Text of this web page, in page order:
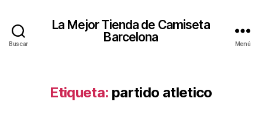
Buscar
La Mejor Tienda de Camiseta
Barcelona
Menú
Etiqueta: partido atletico